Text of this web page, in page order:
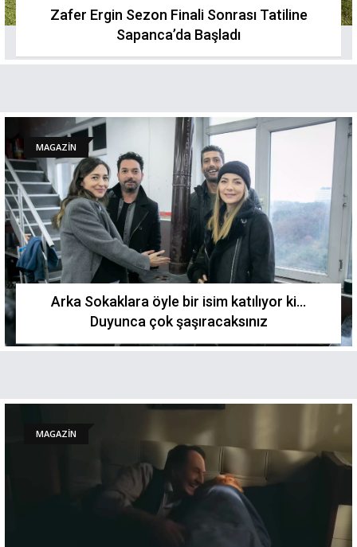
Zafer Ergin Sezon Finali Sonrası Tatiline
Sapanca’da Başladı
MAGAZİN
Arka Sokaklara öyle bir isim katılıyor ki...
Duyunca çok şaşıracaksınız
MAGAZİN